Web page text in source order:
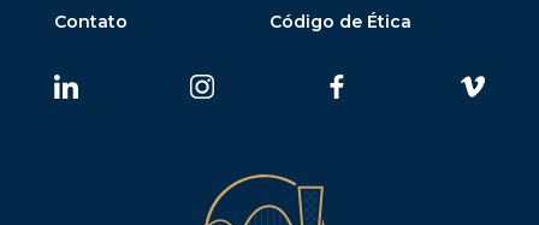
Contato
Código de Ética